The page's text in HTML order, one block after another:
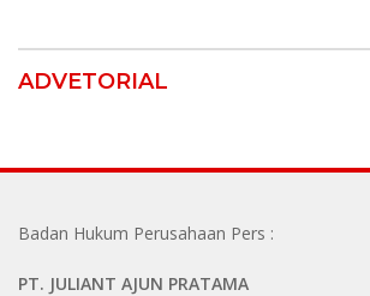
ADVETORIAL
Badan Hukum Perusahaan Pers :
PT. JULIANT AJUN PRATAMA